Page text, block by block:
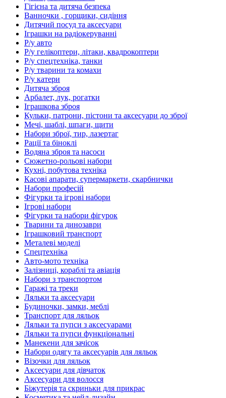
Гігієна та дитяча безпека
Ванночки , горщики, сидіння
Дитячий посуд та аксесуари
Іграшки на радіокеруванні
Р/у авто
Р/у гелікоптери, літаки, квадрокоптери
Р/у спецтехніка, танки
Р/у тварини та комахи
Р/у катери
Дитяча зброя
Арбалет, лук, рогатки
Іграшкова зброя
Кульки, патрони, пістони та аксесуари до зброї
Мечі, шаблі, шпаги, щити
Набори зброї, тир, лазертаг
Рації та біноклі
Водяна зброя та насоси
Сюжетно-рольові набори
Кухні, побутова техніка
Касові апарати, супермаркети, скарбнички
Набори професій
Фігурки та ігрові набори
Ігрові набори
Фігурки та набори фігурок
Тварини та динозаври
Іграшковий транспорт
Металеві моделі
Спецтехніка
Авто-мото техніка
Залізниці, кораблі та авіація
Набори з транспортом
Гаражі та треки
Ляльки та аксесуари
Будиночки, замки, меблі
Транспорт для ляльок
Ляльки та пупси з аксесуарами
Ляльки та пупси функціональні
Манекени для зачісок
Набори одягу та аксесуарів для ляльок
Візочки для ляльок
Аксесуари для дівчаток
Аксесуари для волосся
Біжутерія та скриньки для прикрас